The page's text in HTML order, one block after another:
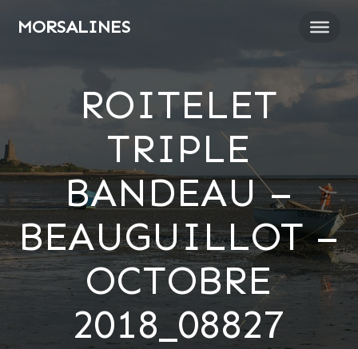
MORSALINES
ROITELET
TRIPLE
BANDEAU –
BEAUGUILLOT –
OCTOBRE
2018_08827